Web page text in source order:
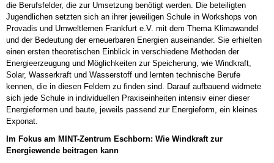
die Berufsfelder, die zur Umsetzung benötigt werden. Die beteiligten
Jugendlichen setzten sich an ihrer jeweiligen Schule in Workshops von
Provadis und Umweltlernen Frankfurt e.V. mit dem Thema Klimawandel
und der Bedeutung der erneuerbaren Energien auseinander. Sie erhielten
einen ersten theoretischen Einblick in verschiedene Methoden der
Energieerzeugung und Möglichkeiten zur Speicherung, wie Windkraft,
Solar, Wasserkraft und Wasserstoff und lernten technische Berufe
kennen, die in diesen Feldern zu finden sind. Darauf aufbauend widmete
sich jede Schule in individuellen Praxiseinheiten intensiv einer dieser
Energieformen und baute, jeweils passend zur Energieform, ein kleines
Exponat.
Im Fokus am MINT-Zentrum Eschborn: Wie Windkraft zur
Energiewende beitragen kann